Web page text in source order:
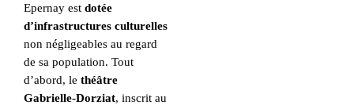
Epernay est dotée
d’infrastructures culturelles
non négligeables au regard
de sa population. Tout
d’abord, le théâtre
Gabrielle-Dorziat, inscrit au